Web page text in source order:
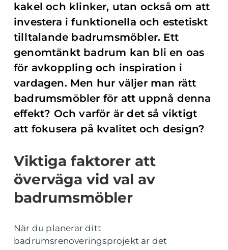
kakel och klinker, utan också om att
investera i funktionella och estetiskt
tilltalande badrumsmöbler. Ett
genomtänkt badrum kan bli en oas
för avkoppling och inspiration i
vardagen. Men hur väljer man rätt
badrumsmöbler för att uppnå denna
effekt? Och varför är det så viktigt
att fokusera på kvalitet och design?
Viktiga faktorer att
överväga vid val av
badrumsmöbler
När du planerar ditt
badrumsrenoveringsprojekt är det